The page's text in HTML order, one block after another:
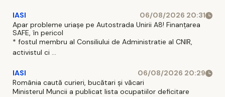
IASI
06/08/2026 20:31
Apar probleme uriașe pe Autostrada Unirii A8! Finanțarea
SAFE, în pericol
* fostul membru al Consiliului de Administratie al CNIR,
activistul ci ...
IASI
06/08/2026 20:29
România caută curieri, bucătari și văcari
Ministerul Muncii a publicat lista ocupatiilor deficitare